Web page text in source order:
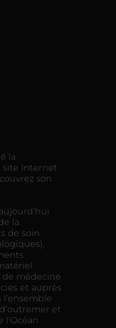
la
site Internet
son
la
de soin
médecine
et auprès
et
l’Océan